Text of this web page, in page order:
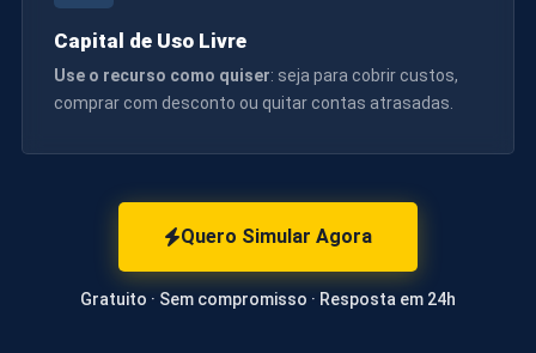
Capital de Uso Livre
Use o recurso como quiser: seja para cobrir custos,
comprar com desconto ou quitar contas atrasadas.
Quero Simular Agora
Gratuito · Sem compromisso · Resposta em 24h